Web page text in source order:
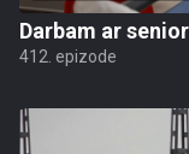
Darbam ar
412. epizode